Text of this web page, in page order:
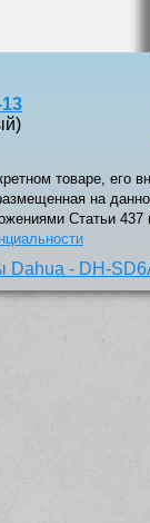
товаре, его
на
Статьи
Dahua - DH-